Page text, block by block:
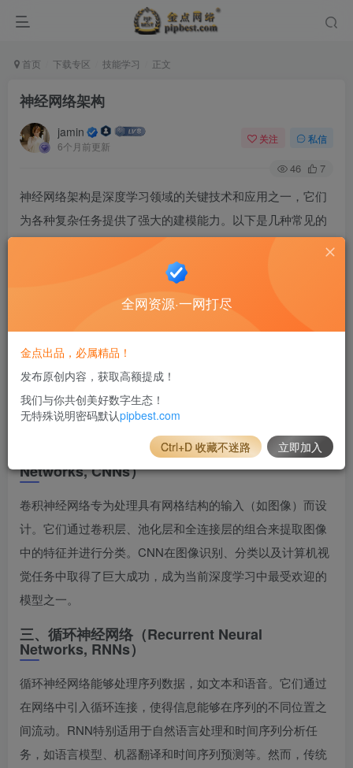
首页 下载专区 技能学习 正文
神经网络架构
jamin
6个月前更新
关注 私信
46 7
神经网络架构是深度学习领域的关键技术和应用之一，它们
为各种复杂任务提供了强大的建模能力。以下是几种常见的
一、前馈神经网络（Feedforward Neural
传播，从输入层到隐藏层再到输出层。这种网络架构适用于
处理静态数据，并且可以通过增加隐藏层的数量（即深度）
来增强模型的非线性表示能力。前馈神经网络在图像分类、
回归问题等任务中得到了广泛应用。
二、卷积神经网络（Convolutional Neural
Networks, CNNs）
卷积神经网络专为处理具有网格结构的输入（如图像）而设
计。它们通过卷积层、池化层和全连接层的组合来提取图像
中的特征并进行分类。CNN在图像识别、分类以及计算机视
觉任务中取得了巨大成功，成为当前深度学习中最受欢迎的
模型之一。
三、循环神经网络（Recurrent Neural
Networks, RNNs）
循环神经网络能够处理序列数据，如文本和语音。它们通过
在网络中引入循环连接，使得信息能够在序列的不同位置之
间流动。RNN特别适用于自然语言处理和时间序列分析任
务，如语言模型、机器翻译和时间序列预测等。然而，传统
全网资源·一网打尽
金点出品，必属精品！
发布原创内容，获取高额提成！
我们与你共创美好数字生态！
无特殊说明密码默认pipbest.com
Ctrl+D 收藏不迷路 立即加入